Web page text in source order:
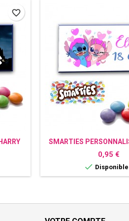
favorite_border
SMARTIES
Prix
0,95 €
 Disponible